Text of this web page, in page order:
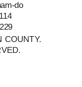
do
COUNTY.